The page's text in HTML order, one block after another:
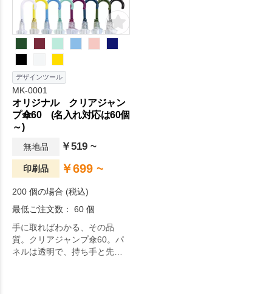
デザインツール
MK-0001
オリジナル クリアジャン
プ傘60 (名入れ対応は60個
～)
無地品 ￥519 ~
印刷品 ￥699 ~
200 個の場合 (税込)
最低ご注文数： 60 個
手に取ればわかる、その品
質。クリアジャンプ傘60。パ
ネルは透明で、持ち手と先端